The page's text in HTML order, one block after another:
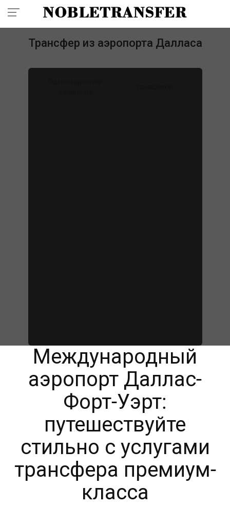
+41 7860 99 777
Трансфер из аэропорта Далласа
Международный
аэропорт Даллас-
Форт-Уэрт:
путешествуйте
стильно с услугами
трансфера премиум-
класса